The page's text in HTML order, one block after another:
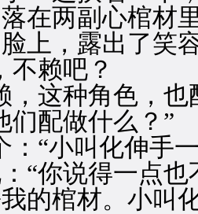
在两副心棺材
，露出了笑容
不赖吧？
这种角色，也
配做什么？”
“小叫化伸手一
你说得一点也
的棺材。小叫